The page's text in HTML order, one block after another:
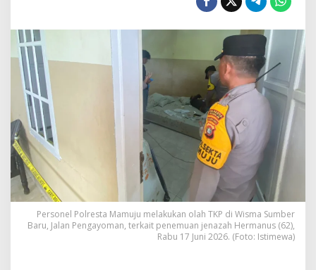
o
P
y
e
l
i
k
a
n
K
e
m
Personel Polresta Mamuju melakukan olah TKP di Wisma Sumber
Baru, Jalan Pengayoman, terkait penemuan jenazah Hermanus (62),
Rabu 17 Juni 2026. (Foto: Istimewa)